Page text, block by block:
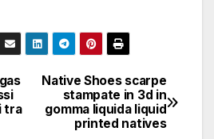
Native Shoes scarpe
stampate in 3d in
gomma liquida liquid
printed natives
tra